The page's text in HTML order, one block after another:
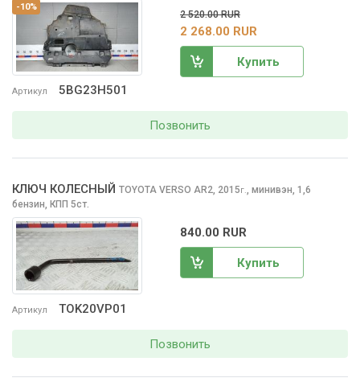
-10%
Артикул 5BG23H501
2 520.00 RUR
2 268.00 RUR
Купить
Позвонить
Артикул TOK20VP01
КЛЮЧ КОЛЕСНЫЙ TOYOTA VERSO AR2, 2015г. минивэн, 1,6
бензин, КПП 5ст.
840.00 RUR
Купить
Позвонить